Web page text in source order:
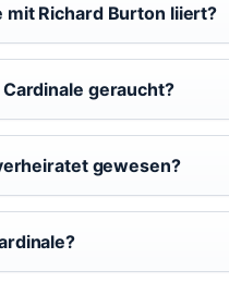
mit Richard Burton liiert?
geraucht?
gewesen?